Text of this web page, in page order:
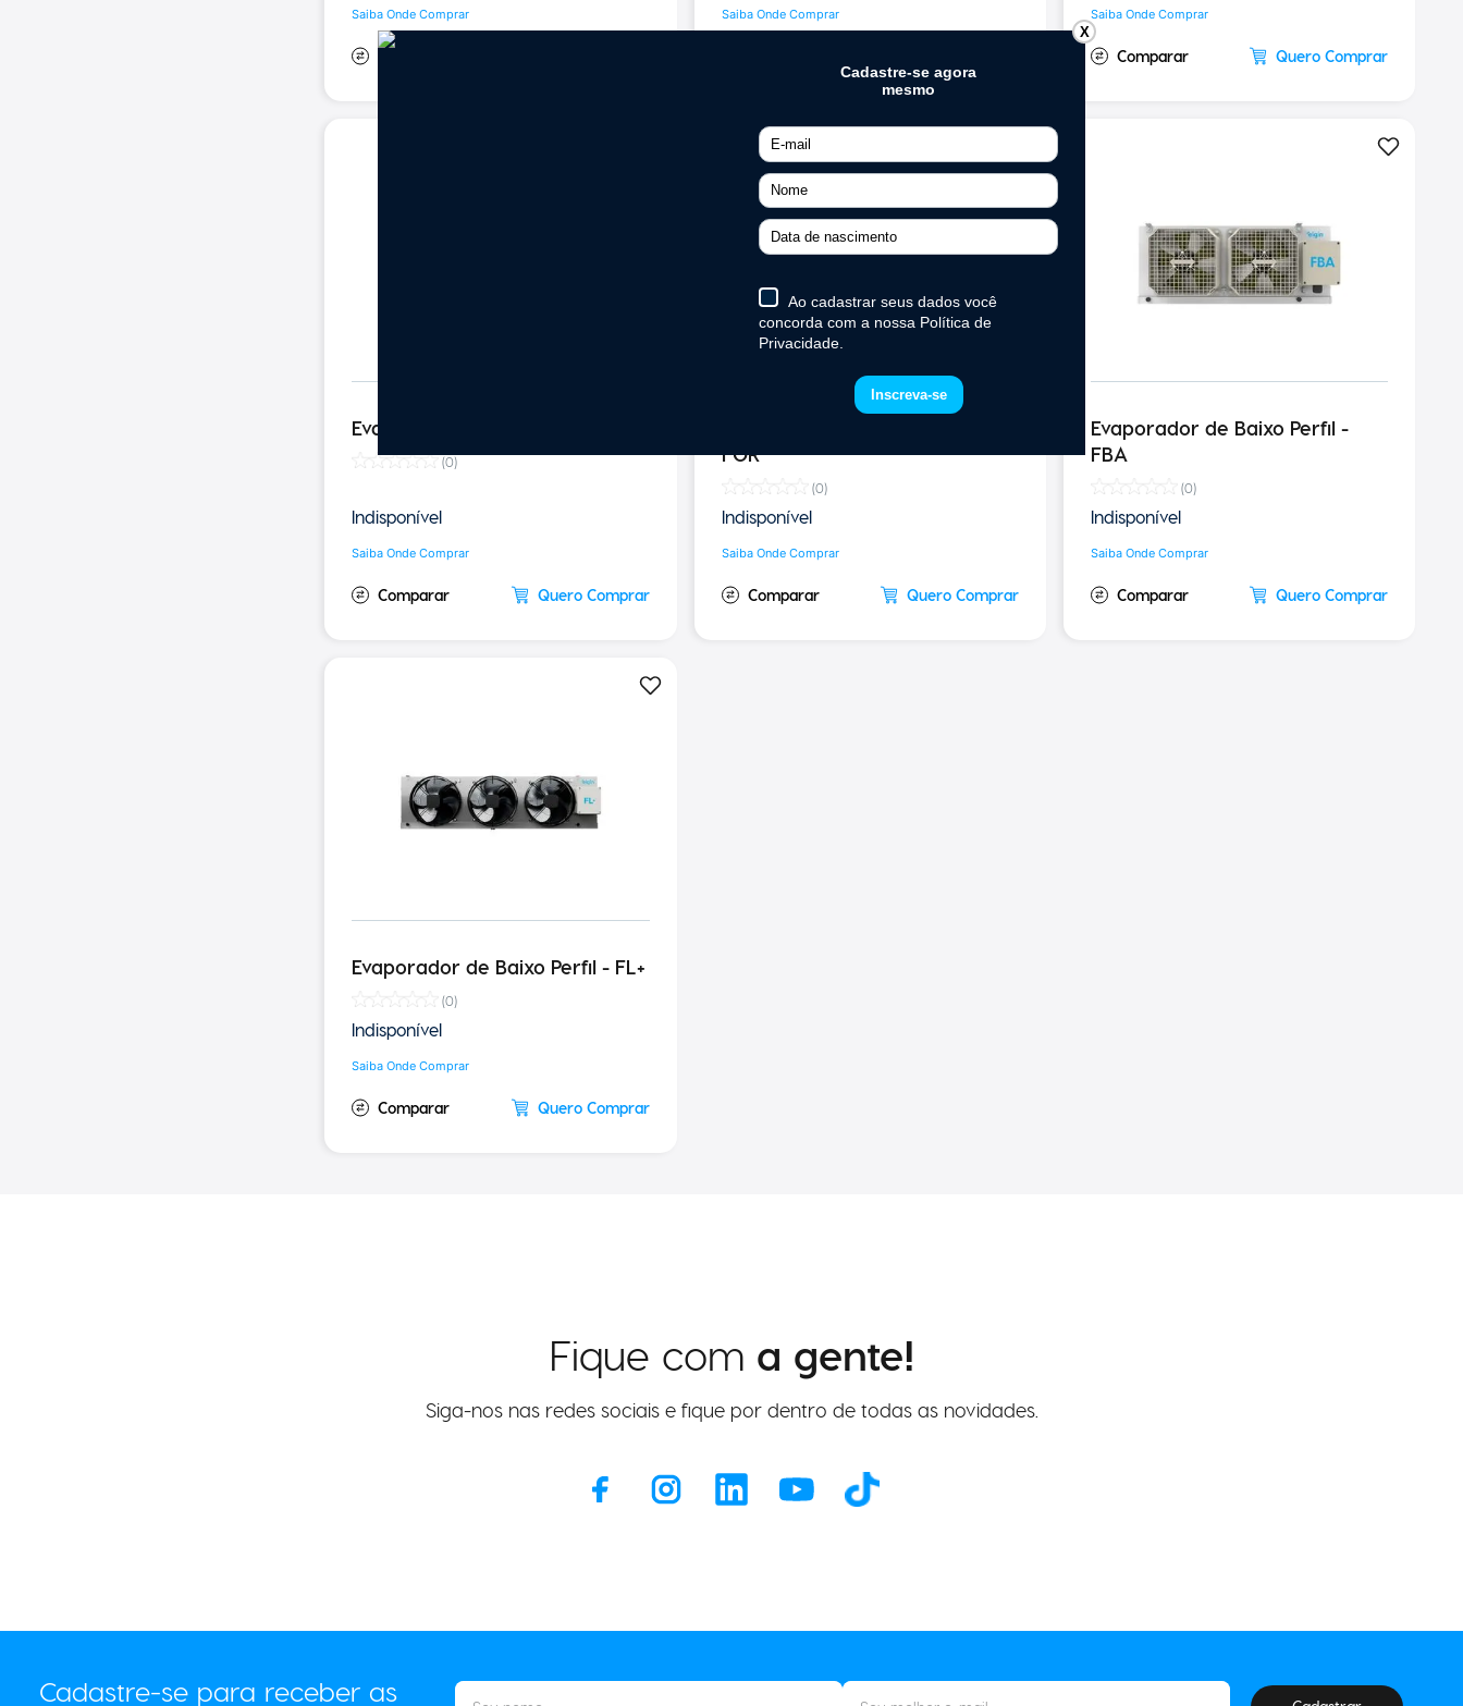
Saiba Onde Comprar Saiba Onde Comprar Saiba Onde Comprar
Quero Comprar
Evaporador Visa Cooler - VCM
(0)
Indisponível
Saiba Onde Comprar
Quero Comprar
FOR
(0)
Indisponível
Saiba Onde Comprar
Quero Comprar
Evaporador de Baixo Perfil -
FBA
(0)
Indisponível
Saiba Onde Comprar
Quero Comprar
Evaporador de Baixo Perfil - FL+
(0)
Indisponível
Saiba Onde Comprar
Quero Comprar
Fique com a gente!
Siga-nos nas redes sociais e fique por dentro de todas as novidades.
Cadastre-se para receber as
X